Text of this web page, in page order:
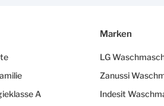
A
Marken
LG
Zanussi
Indesit